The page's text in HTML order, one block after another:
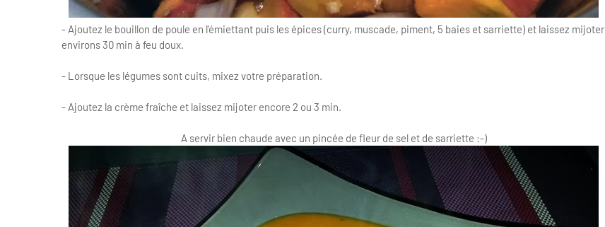
- Ajoutez le bouillon de poule en l'émiettant puis les épices (curry, muscade, piment, 5 baies et sarriette) et laissez mijoter
environs 30 min à feu doux.
- Lorsque les légumes sont cuits, mixez votre préparation.
- Ajoutez la crème fraîche et laissez mijoter encore 2 ou 3 min.
A servir bien chaude avec un pincée de fleur de sel et de sarriette :-)